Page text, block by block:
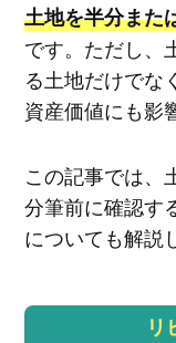
土地を半分また
です。ただし、
る土地だけでな
資産価値にも影
この記事では、
分筆前に確認す
についても解説
リ